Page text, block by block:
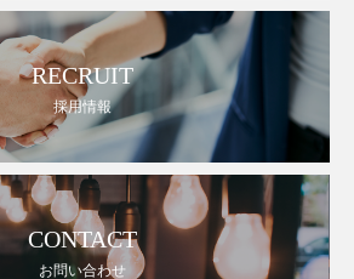
RECRUIT
採用情報
CONTACT
お問い合わせ